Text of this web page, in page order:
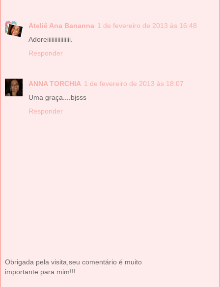
Ateliê Ana Bananna 1 de fevereiro de 2013 às 16:48
Adoreiiiiiiiiiiiiiiii.
Responder
ANNA TORCHIA 1 de fevereiro de 2013 às 18:07
Uma graça....bjsss
Responder
Obrigada pela visita,seu comentário é muito
importante para mim!!!